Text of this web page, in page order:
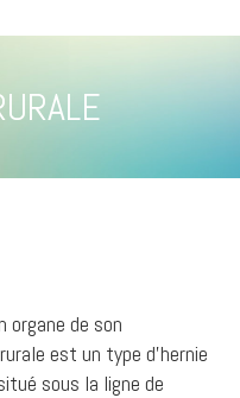
organe de son
est un type d’hernie
sous la ligne de